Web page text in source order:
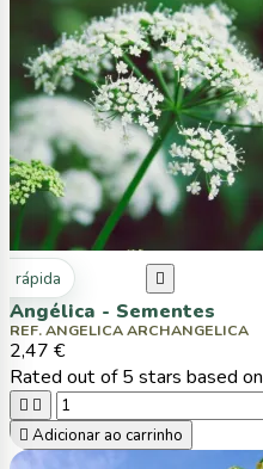
rápida 
Angélica - Sementes
REF. ANGELICA ARCHANGELICA
2,47 €
Rated out of 5 stars based on
 
 Adicionar ao carrinho